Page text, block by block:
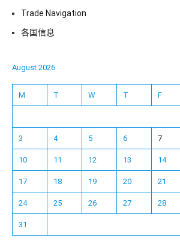
Trade Navigation
各国信息
August 2026
M T W T F
3 4 5 6 7
10 11 12 13 14
17 18 19 20 21
24 25 26 27 28
31